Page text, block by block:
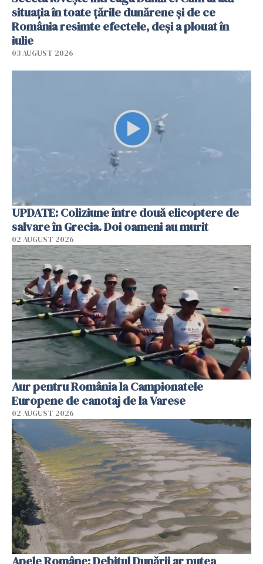
situația în toate țările dunărene și de ce
România resimte efectele, deși a plouat în
iulie
03 AUGUST 2026
UPDATE: Coliziune între două elicoptere de
salvare în Grecia. Doi oameni au murit
02 AUGUST 2026
Aur pentru România la Campionatele
Europene de canotaj de la Varese
02 AUGUST 2026